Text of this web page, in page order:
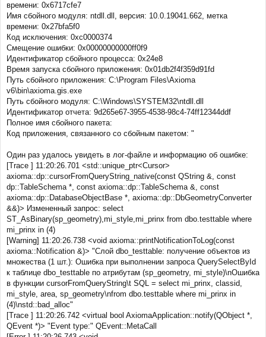
времени: 0x6717cfe7
Имя сбойного модуля: ntdll.dll, версия: 10.0.19041.662, метка
времени: 0x27bfa5f0
Код исключения: 0xc0000374
Смещение ошибки: 0x00000000000ff0f9
Идентификатор сбойного процесса: 0x24e8
Время запуска сбойного приложения: 0x01db2f4f359d91fd
Путь сбойного приложения: C:\Program Files\Axioma
v6\bin\axioma.gis.exe
Путь сбойного модуля: C:\Windows\SYSTEM32\ntdll.dll
Идентификатор отчета: 9d265e67-3955-4538-98c4-74ff12344ddf
Полное имя сбойного пакета:
Код приложения, связанного со сбойным пакетом: "
Один раз удалось увидеть в лог-файле и информацию об ошибке:
[Trace ] 11:20:26.701 <std::unique_ptr<Cursor>
axioma::dp::cursorFromQueryString_native(const QString &, const
dp::TableSchema *, const axioma::dp::TableSchema &, const
axioma::dp::DatabaseObjectBase *, axioma::dp::DbGeometryConverter
&&)> Измененный запрос: select
ST_AsBinary(sp_geometry),mi_style,mi_prinx from dbo.testtable where
mi_prinx in (4)
[Warning] 11:20:26.738 <void axioma::printNotificationToLog(const
axioma::Notification &)> "Слой dbo_testtable: получение объектов из
множества (1 шт.): Ошибка при выполнении запроса QuerySelectById
к таблице dbo_testtable по атрибутам (sp_geometry, mi_style)\nОшибка
в функции cursorFromQueryString\t SQL = select mi_prinx, classid,
mi_style, area, sp_geometry\nfrom dbo.testtable where mi_prinx in
(4)\nstd::bad_alloc"
[Trace ] 11:20:26.742 <virtual bool AxiomaApplication::notify(QObject *,
QEvent *)> "Event type:" QEvent::MetaCall